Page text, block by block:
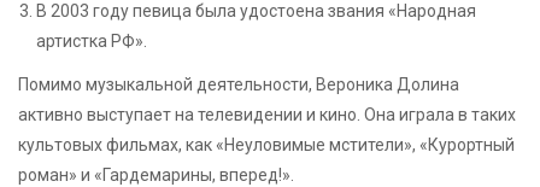
В 2003 году певица была удостоена звания «Народная
артистка РФ».
Помимо музыкальной деятельности, Вероника Долина
активно выступает на телевидении и кино. Она играла в таких
культовых фильмах, как «Неуловимые мстители», «Курортный
роман» и «Гардемарины, вперед!».